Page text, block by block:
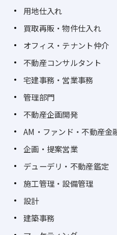
用地仕入れ
買取再販・物件仕入れ
オフィス・テナント仲介
不動産コンサルタント
宅建事務・営業事務
管理部門
不動産企画開発
AM・ファンド・不動産金
企画・提案営業
デューデリ・不動産鑑定
施工管理・設備管理
設計
建築事務